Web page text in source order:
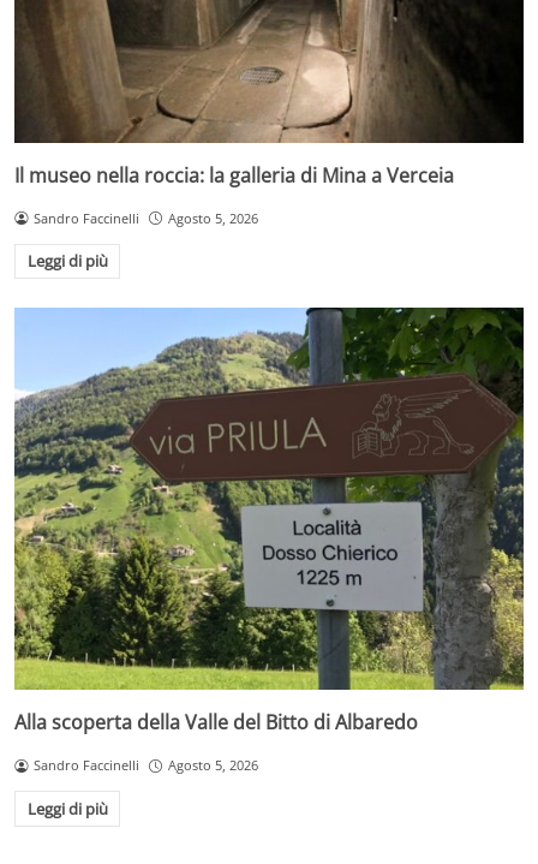
Il museo nella roccia: la galleria di Mina a Verceia
Sandro Faccinelli Agosto 5, 2026
Leggi di più
Alla scoperta della Valle del Bitto di Albaredo
Sandro Faccinelli Agosto 5, 2026
Leggi di più